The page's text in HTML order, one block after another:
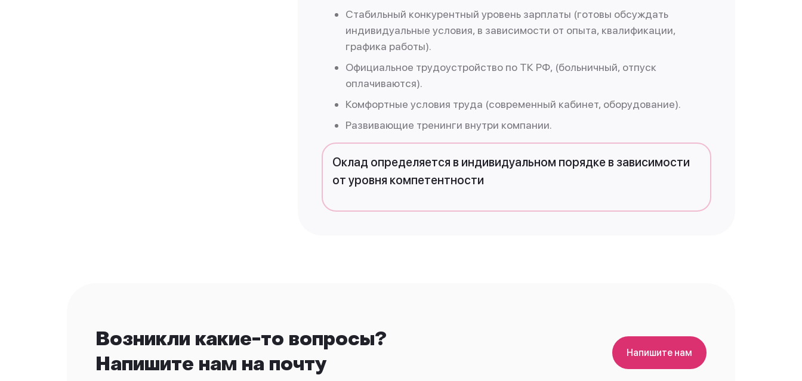
Стабильный конкурентный уровень зарплаты (готовы обсуждать
индивидуальные условия, в зависимости от опыта, квалификации,
графика работы).
Официальное трудоустройство по ТК РФ, (больничный, отпуск
оплачиваются).
Комфортные условия труда (современный кабинет, оборудование).
Развивающие тренинги внутри компании.
Оклад определяется в индивидуальном порядке в зависимости
от уровня компетентности
Возникли какие-то вопросы?
Напишите нам на почту
Напишите нам